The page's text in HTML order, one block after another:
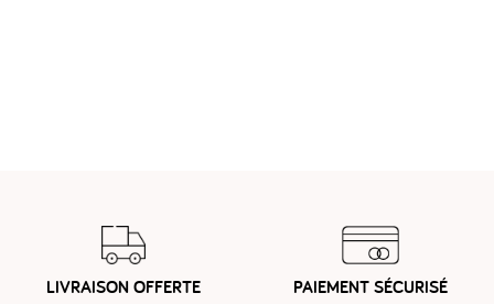
LIVRAISON OFFERTE PAIEMENT SÉCURISÉ